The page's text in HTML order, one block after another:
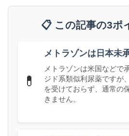
📋 この記事の3ポ
💊
メトラゾンは日本未
メトラゾンは米国などで
ジド系類似利尿薬ですが
を受けておらず、通常の
きません。